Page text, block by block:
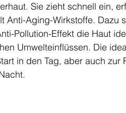
Sie zieht schnell ein,
Anti-Aging-Wirkstoffe. Dazu
Pollution-Effekt die Haut
Umwelteinflüssen. Die
in den Tag, aber auch zur